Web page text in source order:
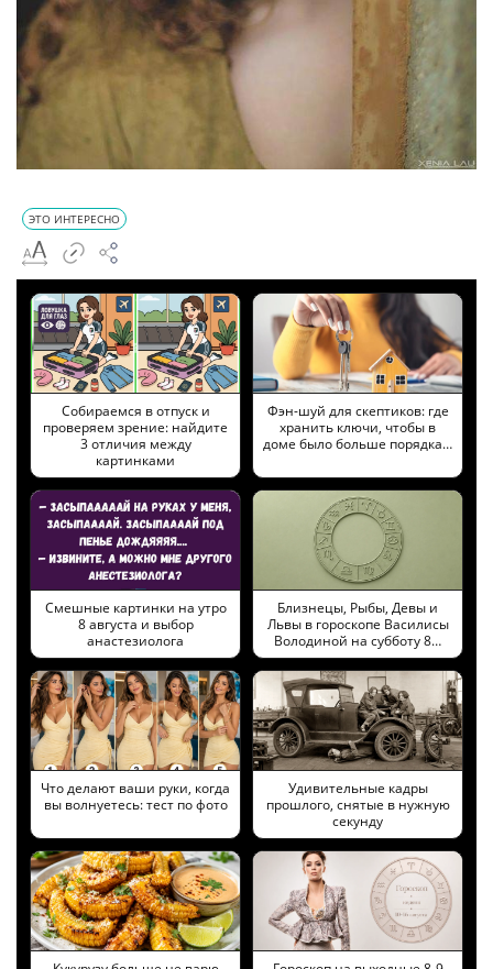
ЭТО ИНТЕРЕСНО
Собираемся в отпуск и
проверяем зрение: найдите
3 отличия между
картинками
Фэн-шуй для скептиков: где
хранить ключи, чтобы в
доме было больше порядка…
Смешные картинки на утро
8 августа и выбор
анастезиолога
Близнецы, Рыбы, Девы и
Львы в гороскопе Василисы
Володиной на субботу 8…
Что делают ваши руки, когда
вы волнуетесь: тест по фото
Удивительные кадры
прошлого, снятые в нужную
секунду